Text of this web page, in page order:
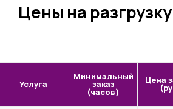
Цены на
Услуга
Минимальный
заказ
(часов)
Цена